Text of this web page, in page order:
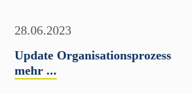
28.06.2023
Update Organisationsprozess
mehr ...